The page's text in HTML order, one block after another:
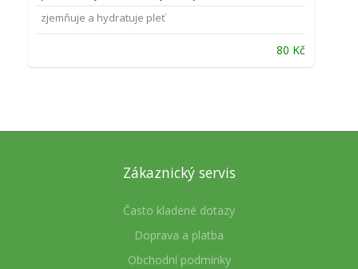
zjemňuje a hydratuje pleť
80 Kč
Zákaznický servis
Často kladené dotazy
Doprava a platba
Obchodní podmínky